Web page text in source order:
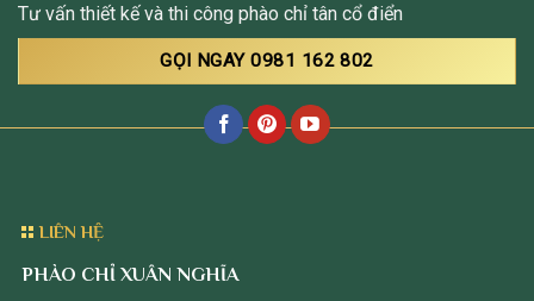
Tư vấn thiết kế và thi công phào chỉ tân cổ điển
GỌI NGAY 0981 162 802
LIÊN HỆ
PHÀO CHỈ XUÂN NGHĨA